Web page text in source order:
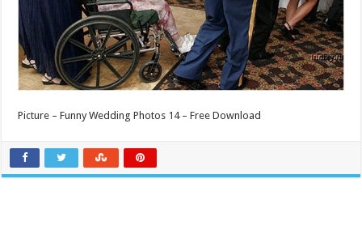
Picture – Funny Wedding Photos 14 – Free Download